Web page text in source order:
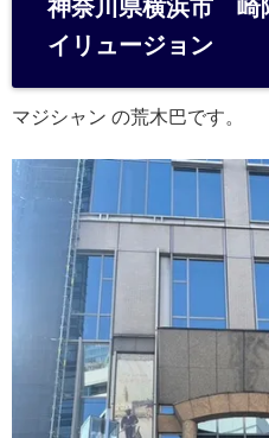
n
神奈川県横浜市 崎
イリュージョン
マジシャン の荒木巴です。